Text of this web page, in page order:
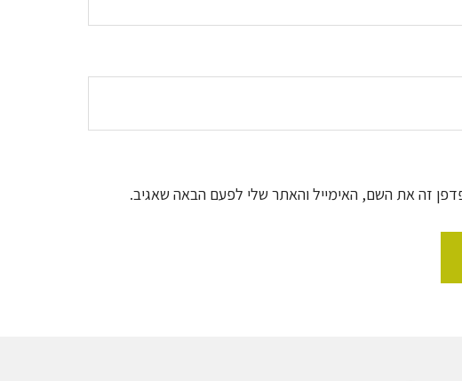
זה את השם, האימייל והאתר שלי לפעם הבאה שאגיב.